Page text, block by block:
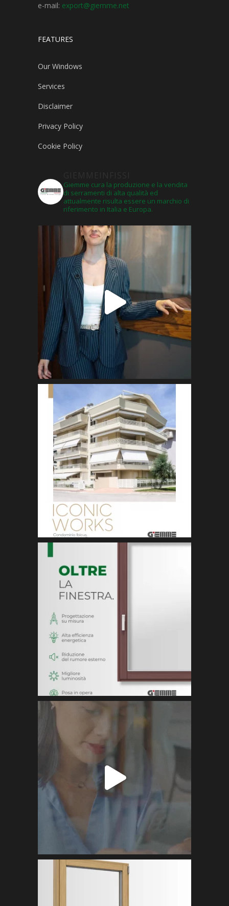
e-mail: export@giemme.net
FEATURES
Our Windows
Services
Disclaimer
Privacy Policy
Cookie Policy
Giemme cura la produzione e la vendita
di serramenti di alta qualità ed
attualmente risulta essere un marchio di
riferimento in Italia e Europa.